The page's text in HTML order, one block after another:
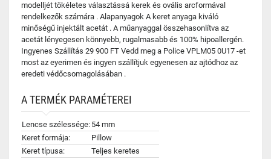
modelljét tökéletes választássá kerek és ovális arcformával
rendelkezők számára . Alapanyagok A keret anyaga kiváló
minőségű injektált acetát . A műanyaggal összehasonlítva az
acetát lényegesen könnyebb, rugalmasabb és 100% hipoallergén.
Ingyenes Szállítás 29 900 FT Vedd meg a Police VPLM05 0U17 -et
most az eyerimen és ingyen szállítjuk egyenesen az ajtódhoz az
eredeti védőcsomagolásában .
A TERMÉK PARAMÉTEREI
Lencse szélessége: 54 mm
Keret formája:
Pillow
Keret típusa:
Teljes keretes